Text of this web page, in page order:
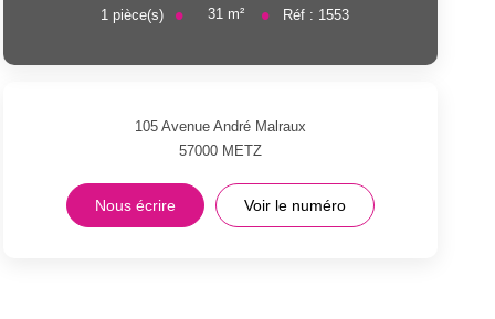
1 pièce(s) 31 m² Réf : 1553
105 Avenue André Malraux
57000 METZ
Nous écrire Voir le numéro